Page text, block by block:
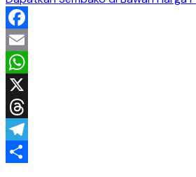
Facebook
Email
WhatsApp
X
Threads
Telegram